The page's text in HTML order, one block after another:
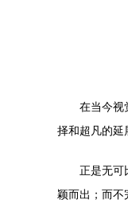
在当今视
择和超凡的延
正是无可
颖而出；而不